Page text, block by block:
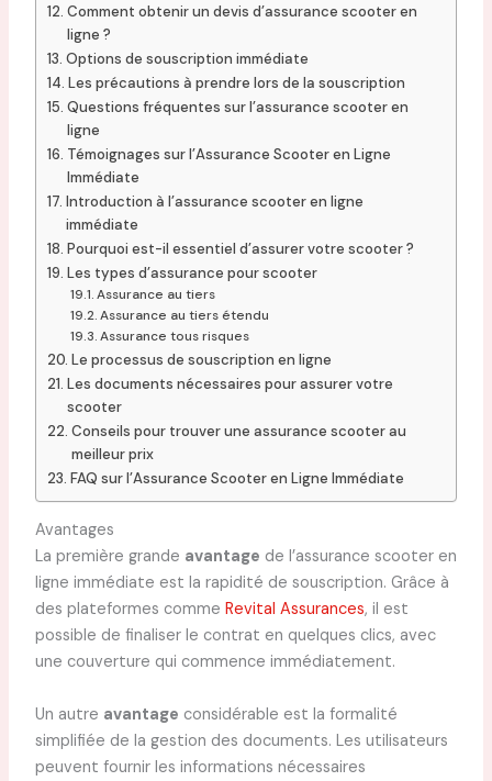
Comment obtenir un devis d’assurance scooter en
ligne ?
Options de souscription immédiate
Les précautions à prendre lors de la souscription
Questions fréquentes sur l’assurance scooter en
ligne
Témoignages sur l’Assurance Scooter en Ligne
Immédiate
Introduction à l’assurance scooter en ligne
immédiate
Pourquoi est-il essentiel d’assurer votre scooter ?
Les types d’assurance pour scooter
Assurance au tiers
Assurance au tiers étendu
Assurance tous risques
Le processus de souscription en ligne
Les documents nécessaires pour assurer votre
scooter
Conseils pour trouver une assurance scooter au
meilleur prix
FAQ sur l’Assurance Scooter en Ligne Immédiate
Avantages
La première grande avantage de l’assurance scooter en
ligne immédiate est la rapidité de souscription. Grâce à
des plateformes comme Revital Assurances, il est
possible de finaliser le contrat en quelques clics, avec
une couverture qui commence immédiatement.
Un autre avantage considérable est la formalité
simplifiée de la gestion des documents. Les utilisateurs
peuvent fournir les informations nécessaires